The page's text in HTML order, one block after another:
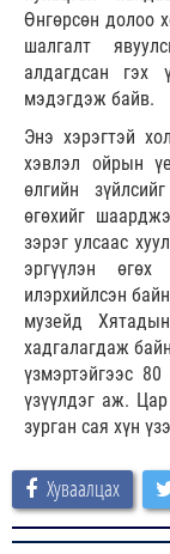
Өнгөрсөн долоо
шалгалт
алдагдсан гэх
мэдэгдэж байв.
Энэ хэрэгтэй
хэвлэл ойрын
өлгийн
өгөхийг
зэрэг улсаас
эргүүлэн
илэрхийлсэн
музейд
хадгалагдаж
үзмэртэйгээс
үзүүлдэг аж.
зурган сая хүн
Хуваалцах